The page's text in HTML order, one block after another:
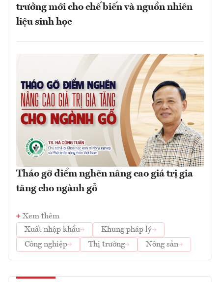
trưởng mới cho chế biến và nguồn nhiên
liệu sinh học
Tháo gỡ điểm nghẽn nâng cao giá trị gia
tăng cho ngành gỗ
Xem thêm
Xuất nhập khẩu
Khung pháp lý
Công nghiệp
Thị trường Nông sản